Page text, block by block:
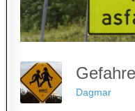
Dagmar